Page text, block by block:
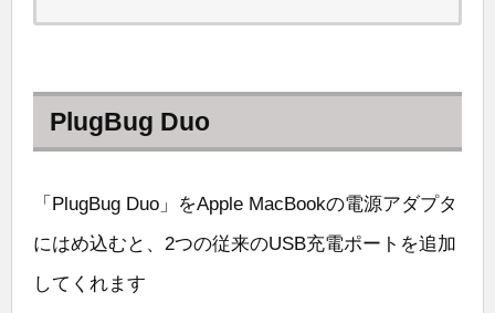
PlugBug Duo
「PlugBug Duo」をApple MacBookの電源アダプタ
にはめ込むと、2つの従来のUSB充電ポートを追加
してくれます